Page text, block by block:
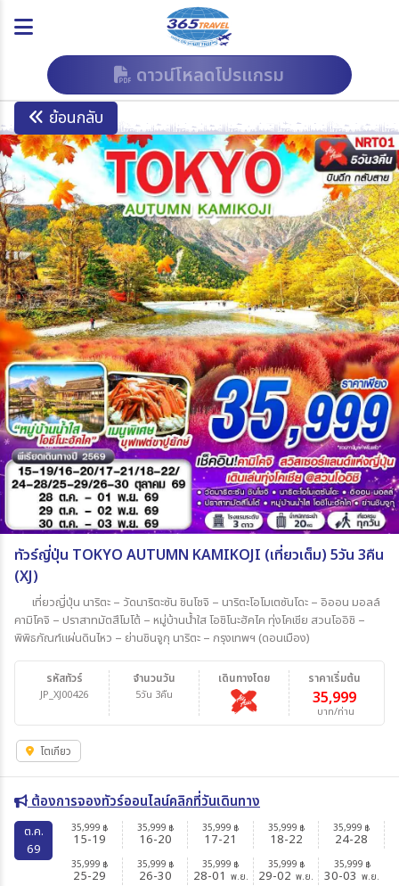
ดาวน์โหลดโปรแกรม
ย้อนกลับ
ทัวร์ญี่ปุ่น TOKYO AUTUMN KAMIKOJI (เที่ยวเต็ม) 5วัน 3คืน
(XJ)
เที่ยวญี่ปุ่น นาริตะ – วัดนาริตะซัน ชินโชจิ – นาริตะโอโมเตซันโดะ – อิออน มอลล์
คามิโคจิ – ปราสาทมัตสึโมโต้ – หมู่บ้านน้ำใส โอชิโนะฮัคไค ทุ่งโคเชีย สวนโออิชิ –
พิพิธภัณฑ์แผ่นดินไหว – ย่านชินจูกุ นาริตะ – กรุงเทพฯ (ดอนเมือง)
รหัสทัวร์
JP_XJ00426
จำนวนวัน
5วัน 3คืน
ราคาเริ่มต้น
35,999
บาท/ท่าน
เดินทางโดย
โตเกียว
ต้องการจองทัวร์ออนไลน์คลิกที่วันเดินทาง
ต.ค.
69
35,999 ฿
15-19
35,999 ฿
16-20
35,999 ฿
17-21
35,999 ฿
18-22
35,999 ฿
24-28
35,999 ฿
25-29
35,999 ฿
26-30
35,999 ฿
28-01 พ.ย.
35,999 ฿
29-02 พ.ย.
35,999 ฿
30-03 พ.ย.